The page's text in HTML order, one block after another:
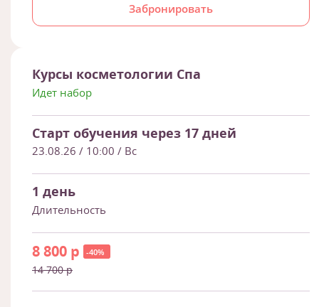
Забронировать
Курсы косметологии Спа
Идет набор
Старт обучения через 17 дней
23.08.26 / 10:00 / Вс
1 день
Длительность
8 800 р -40%
14 700 р